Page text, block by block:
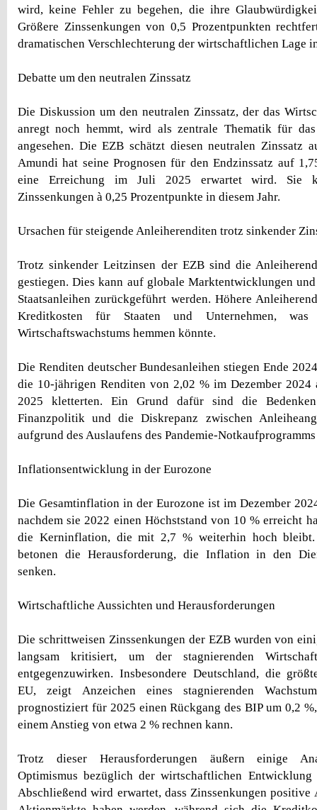
wird, keine Fehler zu begehen, die ihre
Größere Zinssenkungen von 0,5 Prozentpunkten
dramatischen Verschlechterung der wirtschaftlichen Lage
Debatte um den neutralen Zinssatz
Die Diskussion um den neutralen Zinssatz, der das
anregt noch hemmt, wird als zentrale Thematik für
angesehen. Die EZB schätzt diesen neutralen Zinssatz
Amundi hat seine Prognosen für den Endzinssatz auf
eine Erreichung im Juli 2025 erwartet wird. Sie
Zinssenkungen à 0,25 Prozentpunkte in diesem Jahr.
Ursachen für steigende Anleiherenditen trotz sinkender
Trotz sinkender Leitzinsen der EZB sind die
gestiegen. Dies kann auf globale Marktentwicklungen
Staatsanleihen zurückgeführt werden. Höhere
Kreditkosten für Staaten und Unternehmen,
Wirtschaftswachstums hemmen könnte.
Die Renditen deutscher Bundesanleihen stiegen Ende
die 10-jährigen Renditen von 2,02 % im Dezember 2024
2025 kletterten. Ein Grund dafür sind die
Finanzpolitik und die Diskrepanz zwischen
aufgrund des Auslaufens des Pandemie-
Inflationsentwicklung in der Eurozone
Die Gesamtinflation in der Eurozone ist im Dezember
nachdem sie 2022 einen Höchststand von 10 % erreicht
die Kerninflation, die mit 2,7 % weiterhin hoch bleibt.
betonen die Herausforderung, die Inflation in den
senken.
Wirtschaftliche Aussichten und Herausforderungen
Die schrittweisen Zinssenkungen der EZB wurden von
langsam kritisiert, um der stagnierenden
entgegenzuwirken. Insbesondere Deutschland, die
EU, zeigt Anzeichen eines stagnierenden
prognostiziert für 2025 einen Rückgang des BIP um 0,2
einem Anstieg von etwa 2 % rechnen kann.
Trotz dieser Herausforderungen äußern einige
Optimismus bezüglich der wirtschaftlichen Entwicklung
Abschließend wird erwartet, dass Zinssenkungen